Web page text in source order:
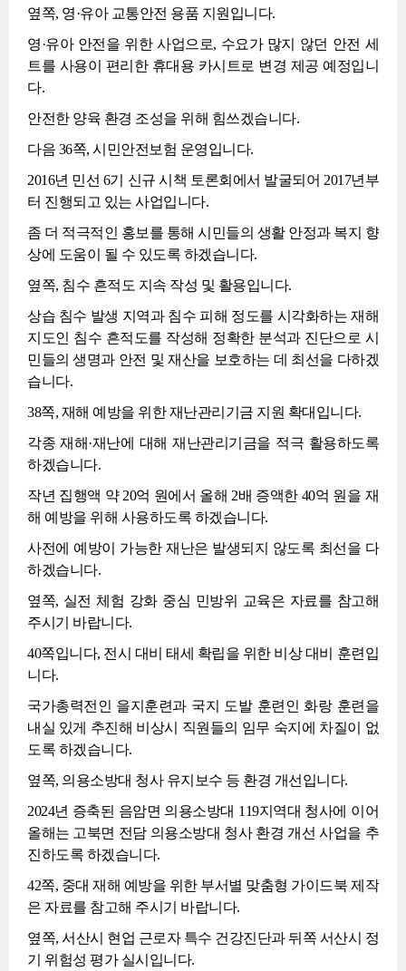
옆쪽, 영·유아 교통안전 용품 지원입니다.
영·유아 안전을 위한 사업으로, 수요가 많지 않던 안전 세
트를 사용이 편리한 휴대용 카시트로 변경 제공 예정입니
다.
안전한 양육 환경 조성을 위해 힘쓰겠습니다.
다음 36쪽, 시민안전보험 운영입니다.
2016년 민선 6기 신규 시책 토론회에서 발굴되어 2017년부
터 진행되고 있는 사업입니다.
좀 더 적극적인 홍보를 통해 시민들의 생활 안정과 복지 향
상에 도움이 될 수 있도록 하겠습니다.
옆쪽, 침수 흔적도 지속 작성 및 활용입니다.
상습 침수 발생 지역과 침수 피해 정도를 시각화하는 재해
지도인 침수 흔적도를 작성해 정확한 분석과 진단으로 시
민들의 생명과 안전 및 재산을 보호하는 데 최선을 다하겠
습니다.
38쪽, 재해 예방을 위한 재난관리기금 지원 확대입니다.
각종 재해·재난에 대해 재난관리기금을 적극 활용하도록
하겠습니다.
작년 집행액 약 20억 원에서 올해 2배 증액한 40억 원을 재
해 예방을 위해 사용하도록 하겠습니다.
사전에 예방이 가능한 재난은 발생되지 않도록 최선을 다
하겠습니다.
옆쪽, 실전 체험 강화 중심 민방위 교육은 자료를 참고해
주시기 바랍니다.
40쪽입니다, 전시 대비 태세 확립을 위한 비상 대비 훈련입
니다.
국가총력전인 을지훈련과 국지 도발 훈련인 화랑 훈련을
내실 있게 추진해 비상시 직원들의 임무 숙지에 차질이 없
도록 하겠습니다.
옆쪽, 의용소방대 청사 유지보수 등 환경 개선입니다.
2024년 증축된 음암면 의용소방대 119지역대 청사에 이어
올해는 고북면 전담 의용소방대 청사 환경 개선 사업을 추
진하도록 하겠습니다.
42쪽, 중대 재해 예방을 위한 부서별 맞춤형 가이드북 제작
은 자료를 참고해 주시기 바랍니다.
옆쪽, 서산시 현업 근로자 특수 건강진단과 뒤쪽 서산시 정
기 위험성 평가 실시입니다.